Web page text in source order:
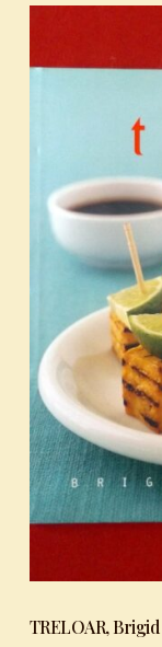
TRELOAR,